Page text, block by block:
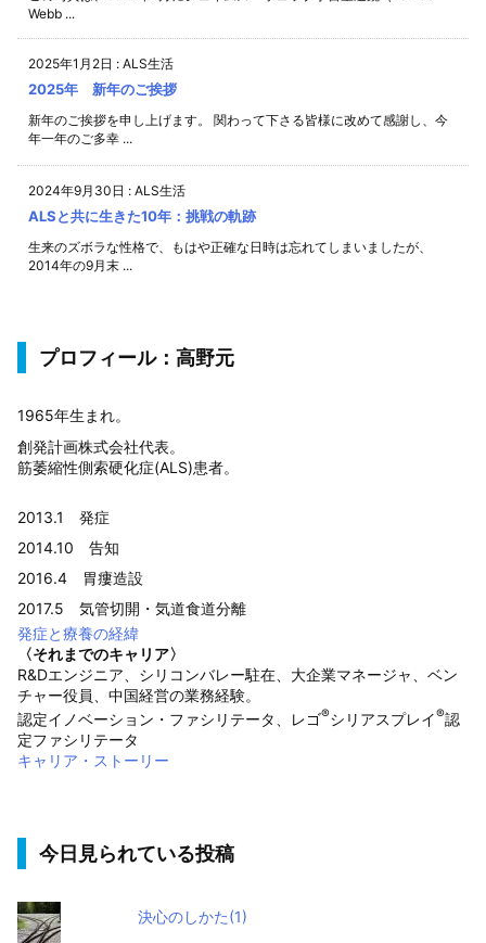
Webb ...
2025年1月2日 : ALS生活
2025年 新年のご挨拶
新年のご挨拶を申し上げます。 関わって下さる皆様に改めて感謝し、今
年一年のご多幸 ...
2024年9月30日 : ALS生活
ALSと共に生きた10年：挑戦の軌跡
生来のズボラな性格で、もはや正確な日時は忘れてしまいましたが、
2014年の9月末 ...
プロフィール：高野元
1965年生まれ。
創発計画株式会社代表。
筋萎縮性側索硬化症(ALS)患者。
2013.1 発症
2014.10 告知
2016.4 胃瘻造設
2017.5 気管切開・気道食道分離
発症と療養の経緯
〈それまでのキャリア〉
R&Dエンジニア、シリコンバレー駐在、大企業マネージャ、ベン
チャー役員、中国経営の業務経験。
認定イノベーション・ファシリテータ、レゴ®シリアスプレイ®認
定ファシリテータ
キャリア・ストーリー
今日見られている投稿
決心のしかた(1)